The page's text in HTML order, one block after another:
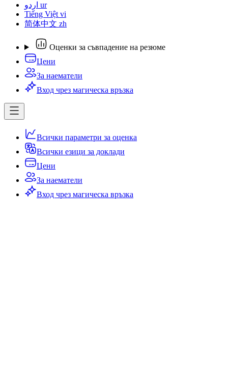
اردو ur
Tiếng Việt vi
简体中文 zh
Оценки за съвпадение на резюме
Цени
За наематели
Вход чрез магическа връзка
Всички параметри за оценка
Всички езици за доклади
Цени
За наематели
Вход чрез магическа връзка